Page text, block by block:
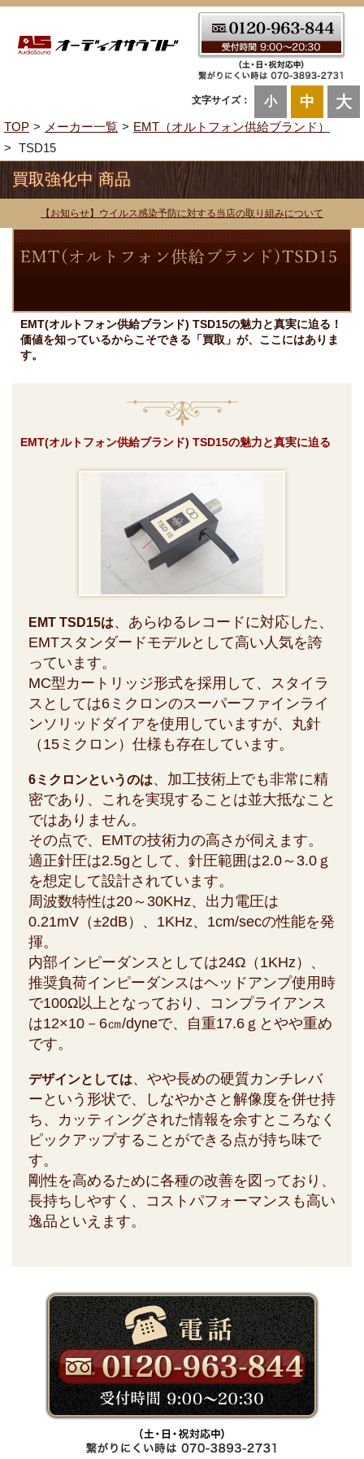
文字サイズ： 小 中 大
TOP メーカー一覧
EMT（オルトフォン供給ブランド）
TSD15
買取強化中 商品
【お知らせ】ウイルス感染予防に対する当店の取り組みについて
EMT(オルトフォン供給ブランド) TSD15の魅力と真実に迫る！
価値を知っているからこそできる「買取」が、ここにはありま
す。
EMT(オルトフォン供給ブランド) TSD15の魅力と真実に迫る
EMT TSD15は、あらゆるレコードに対応した、
EMTスタンダードモデルとして高い人気を誇
っています。
MC型カートリッジ形式を採用して、スタイラ
スとしては6ミクロンのスーパーファインライ
ンソリッドダイアを使用していますが、丸針
（15ミクロン）仕様も存在しています。
6ミクロンというのは、加工技術上でも非常に精
密であり、これを実現することは並大抵なこと
ではありません。
その点で、EMTの技術力の高さが伺えます。
適正針圧は2.5gとして、針圧範囲は2.0～3.0ｇ
を想定して設計されています。
周波数特性は20～30KHz、出力電圧は
0.21mV（±2dB）、1KHz、1cm/secの性能を発
揮。
内部インピーダンスとしては24Ω（1KHz）、
推奨負荷インピーダンスはヘッドアンプ使用時
で100Ω以上となっており、コンプライアンス
は12×10－6㎝/dyneで、自重17.6ｇとやや重め
です。
デザインとしては、やや長めの硬質カンチレバ
ーという形状で、しなやかさと解像度を併せ持
ち、カッティングされた情報を余すところなく
ピックアップすることができる点が持ち味で
す。
剛性を高めるために各種の改善を図っており、
長持ちしやすく、コストパフォーマンスも高い
逸品といえます。